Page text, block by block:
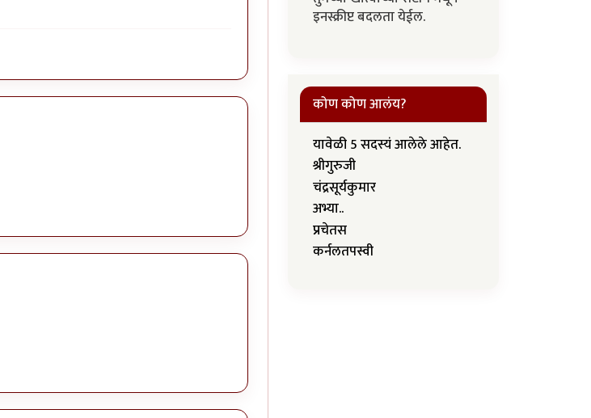
इनस्क्रीप्ट बदलता येईल.
कोण कोण आलंय?
यावेळी 5 सदस्यं आलेले आहेत.
श्रीगुरुजी
चंद्रसूर्यकुमार
अभ्या..
प्रचेतस
कर्नलतपस्वी